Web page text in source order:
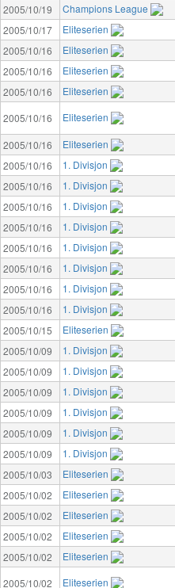
2005/10/19
Champions League
2005/10/17
Eliteserien
2005/10/16
Eliteserien
2005/10/16
Eliteserien
2005/10/16
Eliteserien
2005/10/16
Eliteserien
2005/10/16
Eliteserien
2005/10/16
1. Divisjon
2005/10/16
1. Divisjon
2005/10/16
1. Divisjon
2005/10/16
1. Divisjon
2005/10/16
1. Divisjon
2005/10/16
1. Divisjon
2005/10/16
1. Divisjon
2005/10/16
1. Divisjon
2005/10/15
Eliteserien
2005/10/09
1. Divisjon
2005/10/09
1. Divisjon
2005/10/09
1. Divisjon
2005/10/09
1. Divisjon
2005/10/09
1. Divisjon
2005/10/09
1. Divisjon
2005/10/03
Eliteserien
2005/10/02
Eliteserien
2005/10/02
Eliteserien
2005/10/02
Eliteserien
2005/10/02
Eliteserien
2005/10/02
Eliteserien